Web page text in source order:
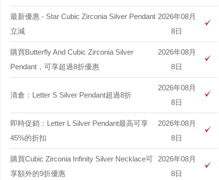
最新優惠 - Star Cubic Zirconia Silver Pendant
立減
2026年08月
8日
購買Butterfly And Cubic Zirconia Silver
Pendant，可享超過8折優惠
2026年08月
8日
清倉：Letter S Silver Pendant超過8折
2026年08月
8日
即時促銷：Letter L Silver Pendant最高可享
45%的折扣
2026年08月
8日
購買Cubic Zirconia Infinity Silver Necklace可
享額外的9折優惠
2026年08月
8日